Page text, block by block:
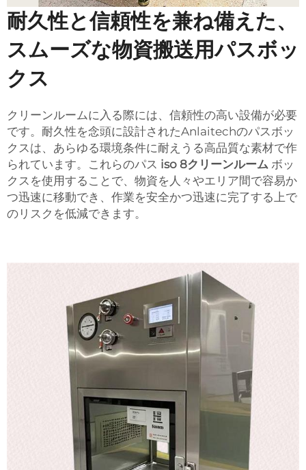
耐久性と信頼性を兼ね備えた、
スムーズな物資搬送用パスボッ
クス
クリーンルームに入る際には、信頼性の高い設備が必要
です。耐久性を念頭に設計されたAnlaitechのパスボッ
クスは、あらゆる環境条件に耐えうる高品質な素材で作
られています。これらのパス iso 8クリーンルーム ボッ
クスを使用することで、物資を人々やエリア間で容易か
つ迅速に移動でき、作業を安全かつ迅速に完了する上で
のリスクを低減できます。